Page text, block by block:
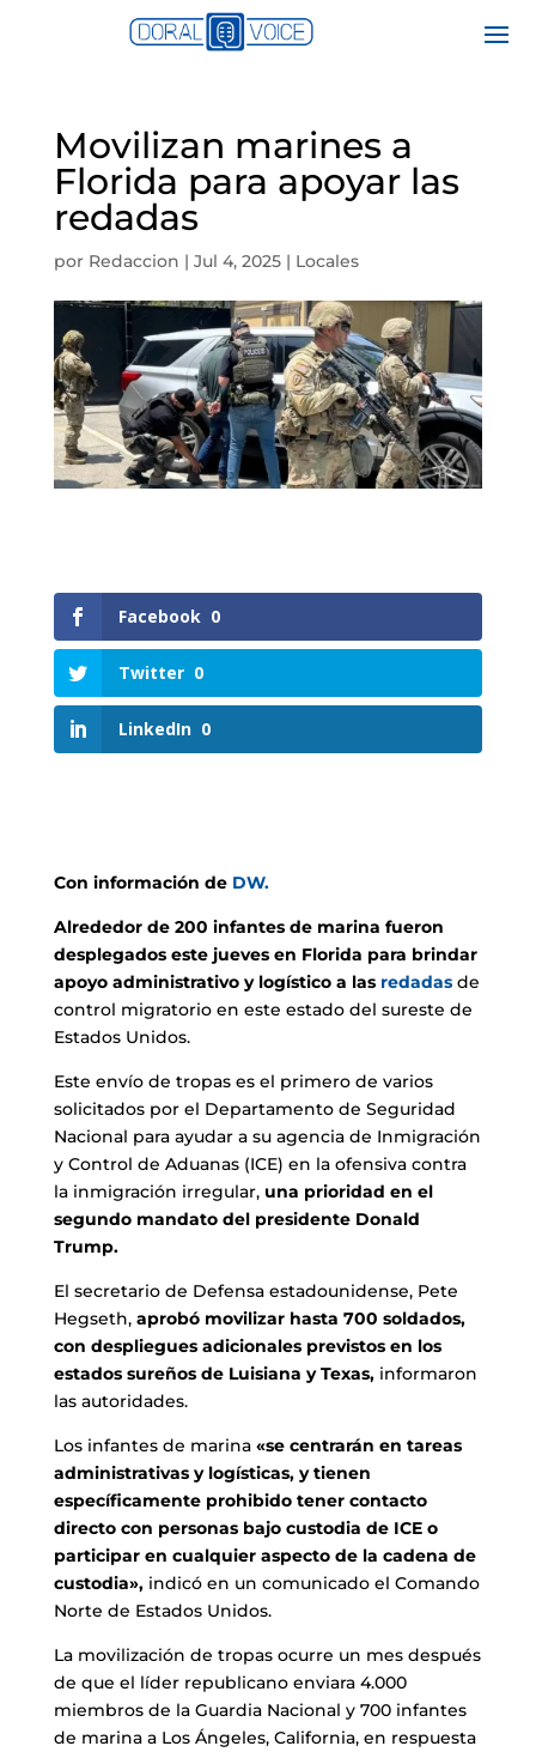
Movilizan marines a
Florida para apoyar las
redadas
por Redaccion | Jul 4, 2025| Locales
Facebook 0
Twitter 0
LinkedIn 0
Con información de DW.
Alrededor de 200 infantes de marina fueron
desplegados este jueves en Florida para brindar
apoyo administrativo y logístico a las redadas de
control migratorio en este estado del sureste de
Estados Unidos.
Este envío de tropas es el primero de varios
solicitados por el Departamento de Seguridad
Nacional para ayudar a su agencia de Inmigración
y Control de Aduanas (ICE) en la ofensiva contra
la inmigración irregular, una prioridad en el
segundo mandato del presidente Donald
Trump.
El secretario de Defensa estadounidense, Pete
Hegseth, aprobó movilizar hasta 700 soldados,
con despliegues adicionales previstos en los
estados sureños de Luisiana y Texas, informaron
las autoridades.
Los infantes de marina«se centrarán en tareas
administrativas y logísticas, y tienen
específicamente prohibido tener contacto
directo con personas bajo custodia de ICE o
participar en cualquier aspecto de la cadena de
custodia»,indicó en un comunicado el Comando
Norte de Estados Unidos.
La movilización de tropas ocurre un mes después
de que el líder republicano enviara 4.000
miembros de la Guardia Nacional y 700 infantes
de marina a Los Ángeles, California, en respuesta